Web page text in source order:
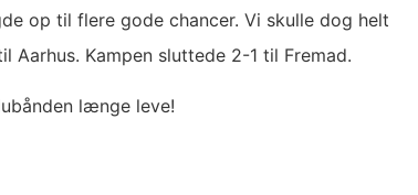
op til flere gode chancer. Vi skulle dog helt
Kampen sluttede 2-1 til Fremad.
længe leve!